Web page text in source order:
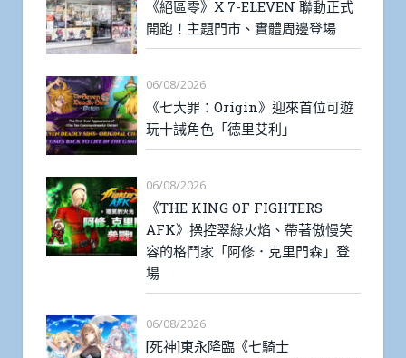
《絕區零》X 7-ELEVEN 聯動正式
開跑！主題門市、實體周邊登場
06/08/2026
《七大罪：Origin》迎來首位可遊
玩十誡角色「德里艾利」
06/08/2026
《THE KING OF FIGHTERS
AFK》操控翠綠火焰、帶著傲慢笑
容的格鬥家「阿修．克里門森」登
場
06/08/2026
[死神]東永降臨《七騎士